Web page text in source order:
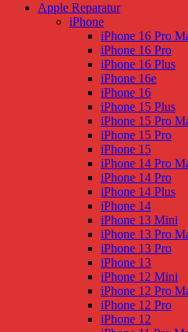
Apple Reparatur
iPhone
iPhone 16 Pro
iPhone 16 Pro
iPhone 16 Plus
iPhone 16e
iPhone 16
iPhone 15 Plus
iPhone 15 Pro
iPhone 15 Pro
iPhone 15
iPhone 14 Pro
iPhone 14 Pro
iPhone 14 Plus
iPhone 14
iPhone 13 Mini
iPhone 13 Pro
iPhone 13 Pro
iPhone 13
iPhone 12 Mini
iPhone 12 Pro
iPhone 12 Pro
iPhone 12